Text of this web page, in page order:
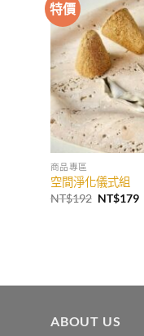
特價
商品專區
空間淨化儀式組
NT$192 原
NT$179目
ABOUT US